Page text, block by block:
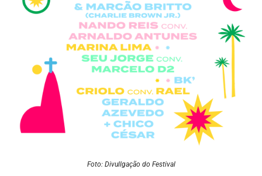
Foto: Divullgação do Festival